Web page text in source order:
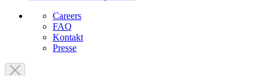
Careers
FAQ
Kontakt
Presse